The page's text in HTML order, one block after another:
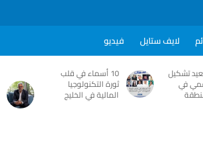
لايف ستايل فيديو
تشكيل
في
10 أسماء في قلب
ثورة التكنولوجيا
المالية في الخليج